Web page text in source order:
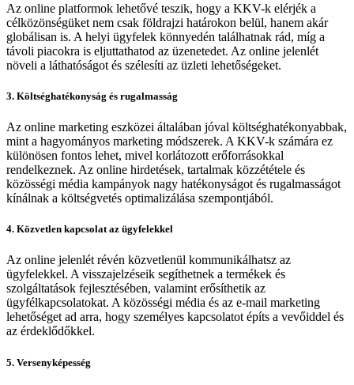
Az online platformok lehetővé teszik, hogy a KKV-k elérjék a
célközönségüket nem csak földrajzi határokon belül, hanem akár
globálisan is. A helyi ügyfelek könnyedén találhatnak rád, míg a
távoli piacokra is eljuttathatod az üzenetedet. Az online jelenlét
növeli a láthatóságot és szélesíti az üzleti lehetőségeket.
3. Költséghatékonyság és rugalmasság
Az online marketing eszközei általában jóval költséghatékonyabbak,
mint a hagyományos marketing módszerek. A KKV-k számára ez
különösen fontos lehet, mivel korlátozott erőforrásokkal
rendelkeznek. Az online hirdetések, tartalmak közzététele és
közösségi média kampányok nagy hatékonyságot és rugalmasságot
kínálnak a költségvetés optimalizálása szempontjából.
4. Közvetlen kapcsolat az ügyfelekkel
Az online jelenlét révén közvetlenül kommunikálhatsz az
ügyfelekkel. A visszajelzéseik segíthetnek a termékek és
szolgáltatások fejlesztésében, valamint erősíthetik az
ügyfélkapcsolatokat. A közösségi média és az e-mail marketing
lehetőséget ad arra, hogy személyes kapcsolatot építs a vevőiddel és
az érdeklődőkkel.
5. Versenyképesség